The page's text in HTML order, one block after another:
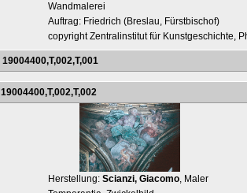
Wandmalerei
Auftrag: Friedrich (Breslau, Fürstbischof)
copyright Zentralinstitut für Kunstgeschichte,
19004400,T,002,T,001
19004400,T,002,T,002
Herstellung: Scianzi, Giacomo, Maler